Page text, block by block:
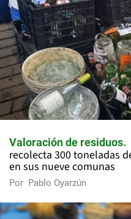
Valoración de residuos
recolecta 300 toneladas
en sus nueve comunas
Por Pablo Oyarzún